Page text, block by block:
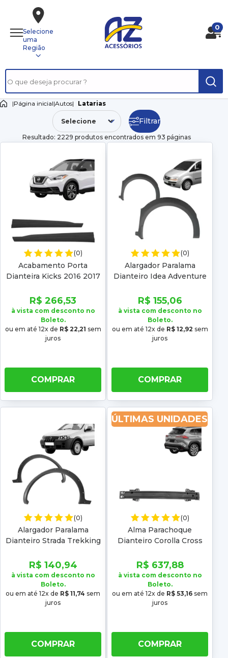
Selecione
uma
Região
0
|Página inicial|Autos| Latarias
Resultado: 2229 produtos encontrados em 93 páginas
Filtrar
(0)
Acabamento Porta
Dianteira Kicks 2016 2017
2022 2023 2024 2025
Inferior
R$ 266,53
à vista com desconto no
Boleto.
ou em até 12x de R$ 22,21 sem
juros
COMPRAR
(0)
Alargador Paralama
Dianteiro Idea Adventure
2009 2010
R$ 155,06
à vista com desconto no
Boleto.
ou em até 12x de R$ 12,92 sem
juros
COMPRAR
(0)
Alargador Paralama
Dianteiro Strada Trekking
R$ 140,94
à vista com desconto no
Boleto.
ou em até 12x de R$ 11,74 sem
juros
COMPRAR
ÚLTIMAS UNIDADES
(0)
Alma Parachoque
Dianteiro Corolla Cross
2024 2025
R$ 637,88
à vista com desconto no
Boleto.
ou em até 12x de R$ 53,16 sem
juros
COMPRAR